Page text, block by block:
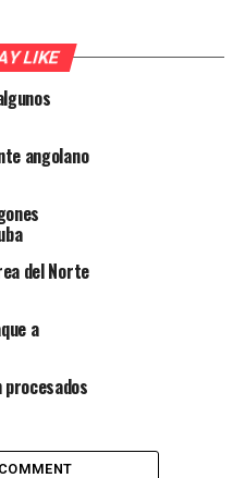
LIKE
angolano
del Norte
a
procesados